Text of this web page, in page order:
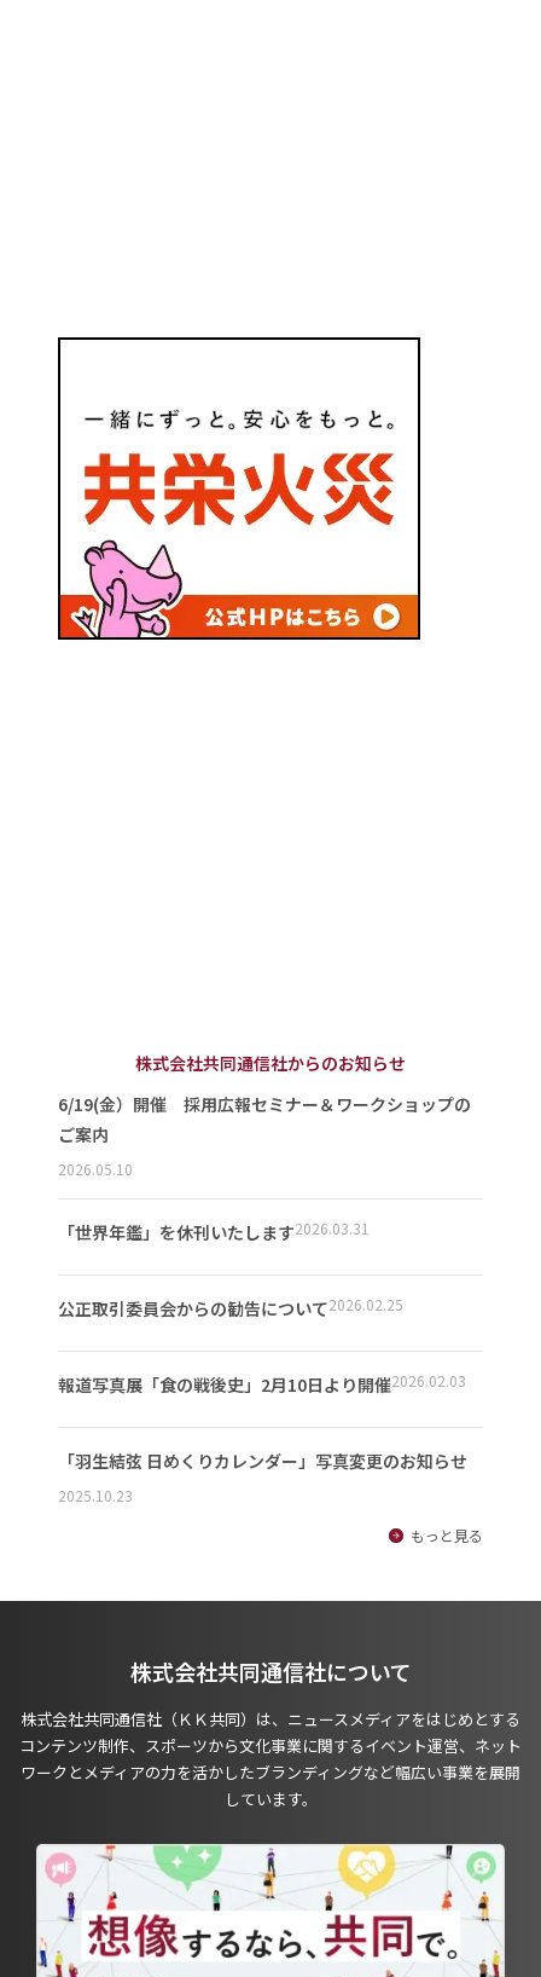
株式会社共同通信社からのお知らせ
6/19(金）開催 採用広報セミナー＆ワークショップの
ご案内
2026.05.10
「世界年鑑」を休刊いたします2026.03.31
公正取引委員会からの勧告について2026.02.25
報道写真展「食の戦後史」2月10日より開催2026.02.03
「羽生結弦 日めくりカレンダー」写真変更のお知らせ
2025.10.23
もっと見る
株式会社共同通信社について
株式会社共同通信社（ＫＫ共同）は、ニュースメディアをはじめとする
コンテンツ制作、スポーツから文化事業に関するイベント運営、ネット
ワークとメディアの力を活かしたブランディングなど幅広い事業を展開
しています。